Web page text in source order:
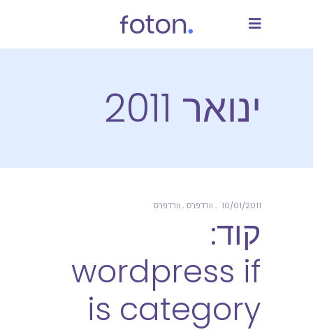
ינואר 2011
10/01/2011 וורדפרס וורדפרס
קוד:
wordpress if
is category